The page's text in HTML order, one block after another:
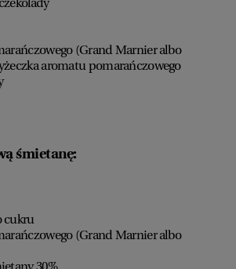
(Grand Marnier albo
aromatu pomarańczowego
śmietanę:
cukru
(Grand Marnier albo